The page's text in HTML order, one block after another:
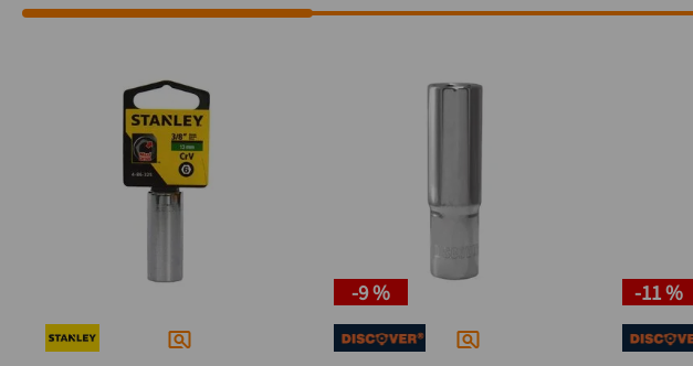
-9 % -11 %